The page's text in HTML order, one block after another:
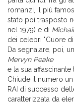
romanzi, il più
stato poi trasposto
nel 1979) e di
dei celebri "Cuore di
Da segnalare, poi,
Mervyn Peake
e la sua
Chiude il numero
RAI di successo
caratterizzata da